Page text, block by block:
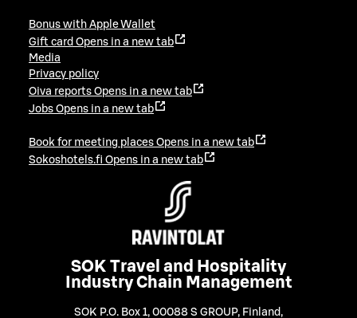
Bonus with Apple Wallet
Gift card Opens in a new tab
Media
Privacy policy
Oiva reports Opens in a new tab
Jobs Opens in a new tab
Book for meeting places Opens in a new tab
Sokoshotels.fi Opens in a new tab
SOK Travel and Hospitality
Industry Chain Management
SOK P.O. Box 1, 00088 S GROUP, Finland ,